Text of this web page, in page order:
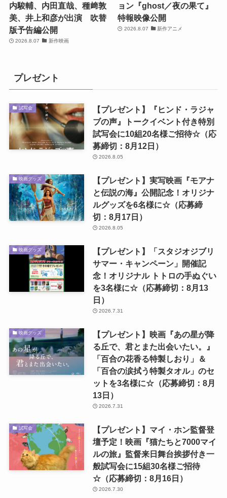
内駿輔、内田直哉、種﨑敦
美、井上和彦が出演 吹替
版予告編公開
2026.8.07 新作映画
ョン『ghost／夜の果て』
特報映像公開
2026.8.07 新作アニメ
プレゼント
試写会
【プレゼント】『ヒンド・ラジャ
ブの声』トークイベント付き特別
試写会に10組20名様ご招待☆（応
募締切：8月12日）
2026.8.05
映画グッズ
【プレゼント】実写映画『モアナ
と伝説の海』公開記念！オリジナ
ルグッズを6名様に☆（応募締
切：8月17日）
2026.8.05
映画グッズ
【プレゼント】「スタジオジブリ
サマー・キャンペーン」開催記
念！オリジナル トトロの手ぬぐい
を3名様に☆（応募締切：8月13
日）
2026.7.31
映画グッズ
【プレゼント】映画『あの星が降
る丘で、君とまた出会いたい。』
「百合の花香る特製しおり」＆
「百合の涙拭う特製タオル」のセ
ットを3名様に☆（応募締切：8月
13日）
2026.7.31
試写会
【プレゼント】マイ・ホン監督登
壇予定！映画『猫たちと7000マイ
ルの旅』監督来日舞台挨拶付き一
般試写会に15組30名様ご招待
☆（応募締切：8月16日）
2026.7.30